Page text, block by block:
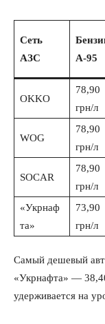
Сеть
АЗС
А-95
OKKO
78,90
грн/л
WOG
78,90
грн/л
SOCAR
78,90
грн/л
«Укрнаф
та»
73,90
грн/л
Самый дешевый
«Укрнафта» —
удерживается на